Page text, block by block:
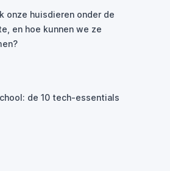
onze huisdieren onder de
en hoe kunnen we ze
de 10 tech-essentials